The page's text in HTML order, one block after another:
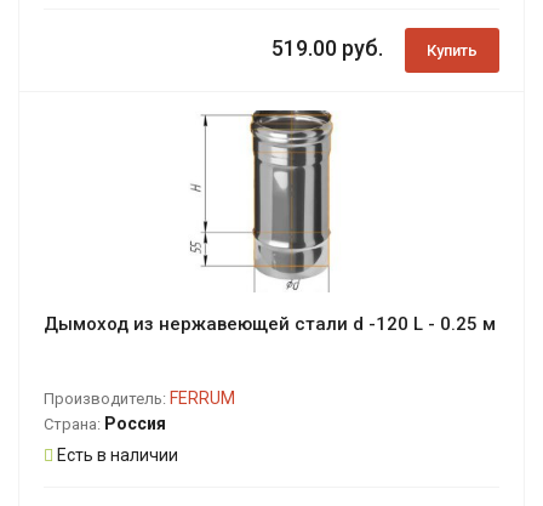
519.00 руб. Купить
Дымоход из нержавеющей стали d -120 L - 0.25 м
Производитель: FERRUM
Страна: Россия
Есть в наличии